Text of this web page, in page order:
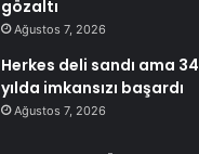
gözaltı
Ağustos 7, 2026
Herkes deli sandı ama 34
yılda imkansızı başardı
Ağustos 7, 2026